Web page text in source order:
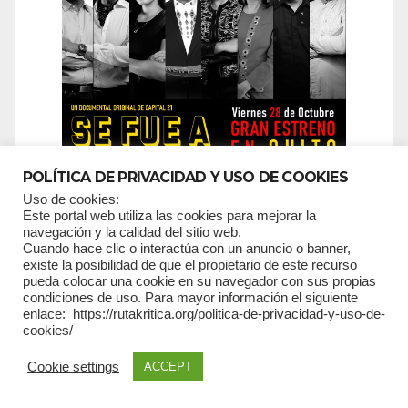
SUSCRIPCIONES
Email*
POLÍTICA DE PRIVACIDAD Y USO DE COOKIES
Uso de cookies:
Este portal web utiliza las cookies para mejorar la
navegación y la calidad del sitio web.
Cuando hace clic o interactúa con un anuncio o banner,
existe la posibilidad de que el propietario de este recurso
pueda colocar una cookie en su navegador con sus propias
condiciones de uso. Para mayor información el siguiente
enlace: https://rutakritica.org/politica-de-privacidad-y-uso-de-
cookies/
Cookie settings ACCEPT